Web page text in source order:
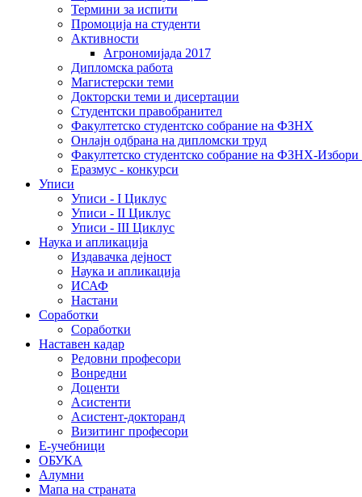
Термини за испити
Промоција на студенти
Активности
Агрономијада 2017
Дипломска работа
Магистерски теми
Докторски теми и дисертации
Студентски правобранител
Факултетско студентско собрание на ФЗНХ
Онлајн одбрана на дипломски труд
Факултетско студентско собрание на ФЗНХ-
Еразмус - конкурси
Уписи
Уписи - I Циклус
Уписи - II Циклус
Уписи - III Циклус
Наука и апликација
Издавачка дејност
Наука и апликација
ИСАФ
Настани
Соработки
Соработки
Наставен кадар
Редовни професори
Вонредни
Доценти
Асистенти
Асистент-докторанд
Визитинг професори
Е-учебници
ОБУКА
Алумни
Мапа на страната